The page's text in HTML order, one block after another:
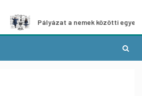
Pályázat a nemek közötti egyenlőség